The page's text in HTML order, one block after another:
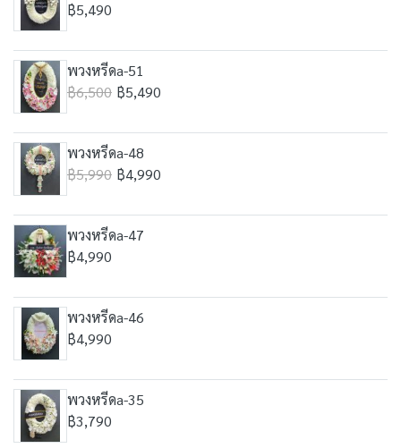
฿5,490
พวงหรีดa-51
฿6,500 ฿5,490
พวงหรีดa-48
฿5,990 ฿4,990
พวงหรีดa-47
฿4,990
พวงหรีดa-46
฿4,990
พวงหรีดa-35
฿3,790